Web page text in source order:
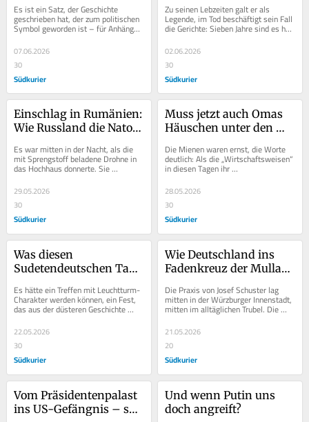
Es ist ein Satz, der Geschichte
geschrieben hat, der zum politischen
Symbol geworden ist – für Anhänger
wie Kritiker gleichermaßen. Und...
07.06.2026
30
Südkurier
Zu seinen Lebzeiten galt er als
Legende, im Tod beschäftigt sein Fall
die Gerichte: Sieben Jahre sind es her,
Rudi...
02.06.2026
30
Südkurier
Einschlag in Rumänien:
Wie Russland die Nato
Es war mitten in der Nacht, als die
mit Sprengstoff beladene Drohne in
das Hochhaus donnerte. Sie
Stock des Gebäudes...
29.05.2026
30
Südkurier
Muss jetzt auch Omas
Häuschen unter den
Pflegekosten?
Die Mienen waren ernst, die Worte
deutlich: Als die „Wirtschaftsweisen“
in diesen Tagen ihr
Frühjahrsgutachten vorgelegt haben,
nahmen sie vor...
28.05.2026
30
Südkurier
Was diesen
Sudetendeutschen Tag
Es hätte ein Treffen mit Leuchtturm-
Charakter werden können, ein Fest,
das aus der düsteren Geschichte
des...
22.05.2026
30
Südkurier
Wie Deutschland ins
Fadenkreuz der Mullahs
Die Praxis von Josef Schuster lag
mitten in der Würzburger Innenstadt,
mitten im alltäglichen Trubel. Die
Patienten schätzten die Arbeit des...
21.05.2026
20
Südkurier
Vom Präsidentenpalast
ins US-Gefängnis – so
Und wenn Putin uns
doch angreift?